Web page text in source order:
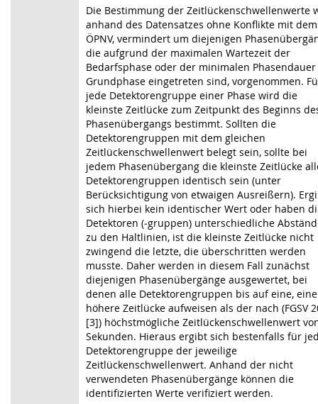
Die Bestimmung der Zeitlückenschwellenwerte
anhand des Datensatzes ohne Konflikte mit dem
ÖPNV, vermindert um diejenigen
die aufgrund der maximalen Wartezeit der
Bedarfsphase oder der minimalen
Grundphase eingetreten sind, vorgenommen.
jede Detektorengruppe einer Phase wird die
kleinste Zeitlücke zum Zeitpunkt des Beginns
Phasenübergangs bestimmt. Sollten die
Detektorengruppen mit dem gleichen
Zeitlückenschwellenwert belegt sein, sollte bei
jedem Phasenübergang die kleinste Zeitlücke
Detektorengruppen identisch sein (unter
Berücksichtigung von etwaigen Ausreißern).
sich hierbei kein identischer Wert oder haben
Detektoren (‑gruppen) unterschiedliche
zu den Haltlinien, ist die kleinste Zeitlücke nicht
zwingend die letzte, die überschritten werden
musste. Daher werden in diesem Fall zunächst
diejenigen Phasenübergänge ausgewertet, bei
denen alle Detektorengruppen bis auf eine, eine
höhere Zeitlücke aufweisen als der nach (FGSV
[3]) höchstmögliche Zeit­lücken­schwellenwert
Sekunden. Hieraus ergibt sich bestenfalls für
Detektorengruppe der jeweilige
Zeitlückenschwellenwert. Anhand der nicht
verwendeten Phasenübergänge können die
identifizierten Werte verifiziert werden.